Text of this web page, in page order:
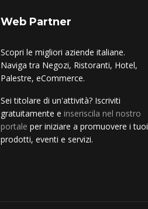
Web Partner
Scopri le migliori aziende italiane.
Naviga tra Negozi, Ristoranti, Hotel,
Palestre, eCommerce.
Sei titolare di un'attività? Iscriviti
gratuitamente e inseriscila nel nostro
portale per iniziare a promuovere i tuoi
prodotti, eventi e servizi.